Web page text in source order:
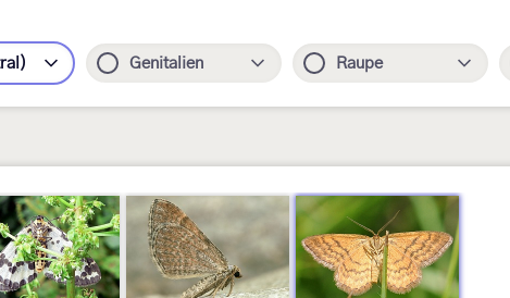
Genitalien Raupe